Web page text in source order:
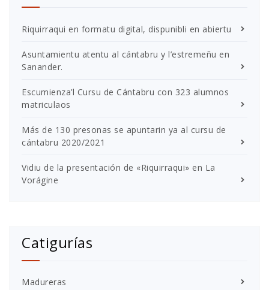
Riquirraqui en formatu digital, dispunibli en abiertu
Asuntamientu atentu al cántabru y l’estremeñu en
Sanander.
Escumienza’l Cursu de Cántabru con 323 alumnos
matriculaos
Más de 130 presonas se apuntarin ya al cursu de
cántabru 2020/2021
Vidiu de la presentación de «Riquirraqui» en La
Vorágine
Catigurías
Madureras